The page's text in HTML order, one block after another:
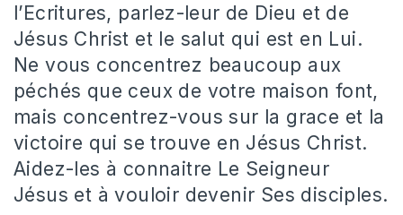
l’Ecritures, parlez-leur de Dieu et de
Jésus Christ et le salut qui est en Lui.
Ne vous concentrez beaucoup aux
péchés que ceux de votre maison font,
mais concentrez-vous sur la grace et la
victoire qui se trouve en Jésus Christ.
Aidez-les à connaitre Le Seigneur
Jésus et à vouloir devenir Ses disciples.